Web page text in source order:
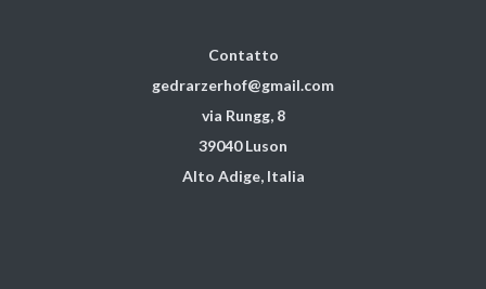
Contatto
gedrarzerhof@gmail.com
via Rungg, 8
39040 Luson
Alto Adige, Italia